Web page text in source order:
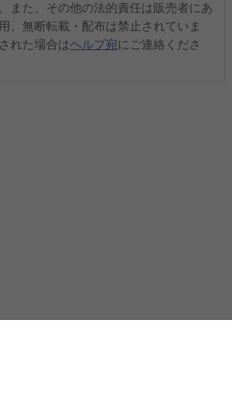
また、その他の法的責任は販売者にあ
、無断転載・配布は禁止されていま
れた場合はヘルプ宛にご連絡くださ